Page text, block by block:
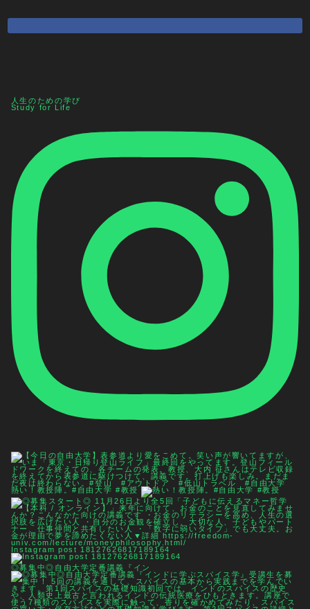
人生のための学び
Study for Life
熱い！教授陣。#自由大学 #教授
Instagram post 18127626817189164
◎募集中◎自由大学定番講義『イン